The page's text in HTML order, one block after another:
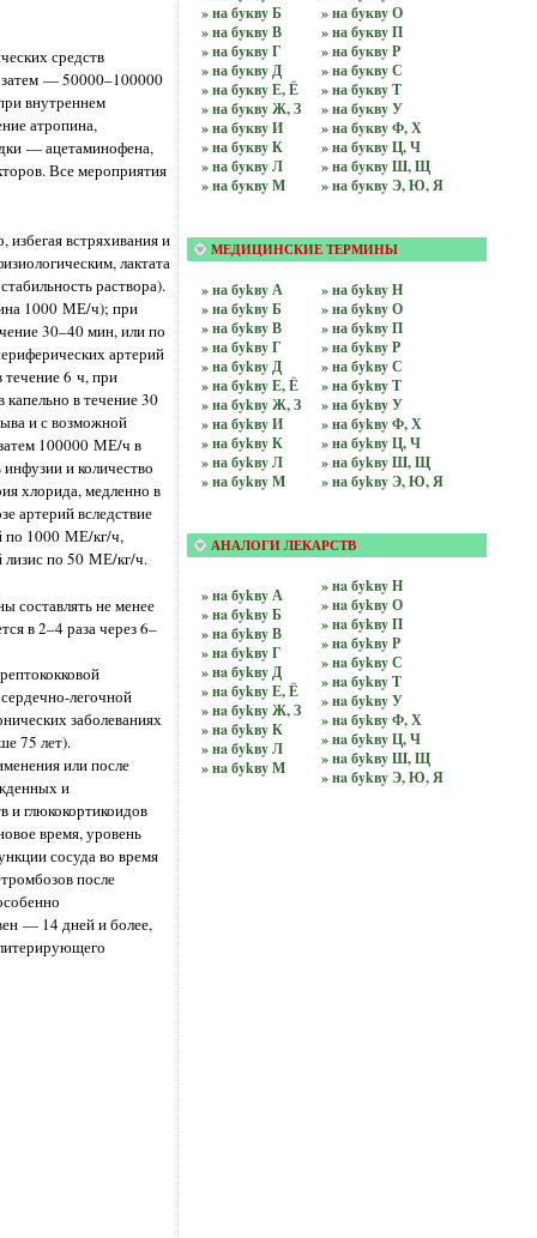
средств
затем — 50000–100000
внутреннем
атропина,
— ацетаминофена,
Все мероприятия
встряхивания и
лактата
раствора).
1000 МЕ/ч); при
30–40 мин, или по
артерий
6 ч, при
в течение 30
и с возможной
100000 МЕ/ч в
и количество
хлорида, медленно в
артерий вследствие
по 1000 МЕ/кг/ч,
лизис по 50 МЕ/кг/ч.
составлять не менее
в 2–4 раза через 6–
легочной
заболеваниях
75 лет).
или после
и
и глюкокортикоидов
время, уровень
сосуда во время
после
— 14 дней и более,
» на бyквy Б
» на бyквy В
» на бyквy Г
» на бyквy Д
» на бyквy Е, Ё
» на бyквy Ж, З
» на бyквy И
» на бyквy К
» на бyквy Л
» на бyквy М
» на бyквy О
» на бyквy П
» на бyквy Р
» на бyквy С
» на бyквy Т
» на бyквy У
» на бyквy Ф, Х
» на бyквy Ц, Ч
» на бyквy Ш, Щ
» на бyквy Э, Ю, Я
МЕДИЦИНСКИЕ ТЕРМИНЫ
» на бykвy А
» на бykвy Б
» на бykвy В
» на бykвy Г
» на бykвy Д
» на бykвy Е, Ё
» на бykвy Ж, З
» на бykвy И
» на бykвy К
» на бykвy Л
» на бykвy М
» на бykвy Н
» на бykвy О
» на бykвy П
» на бykвy Р
» на бykвy С
» на бykвy Т
» на бykвy У
» на бykвy Ф, Х
» на бykвy Ц, Ч
» на бykвy Ш, Щ
» на бykвy Э, Ю, Я
АНАЛОГИ ЛЕКАРСТВ
» нa бykвy А
» нa бykвy Б
» нa бykвy В
» нa бykвy Г
» нa бykвy Д
» нa бykвy Е, Ё
» нa бykвy Ж, З
» нa бykвy К
» нa бykвy Л
» нa бykвy М
» нa бykвy Н
» нa бykвy О
» нa бykвy П
» нa бykвy Р
» нa бykвy С
» нa бykвy Т
» нa бykвy У
» нa бykвy Ф, Х
» нa бykвy Ц, Ч
» нa бykвy Ш, Щ
» нa бykвy Э, Ю, Я